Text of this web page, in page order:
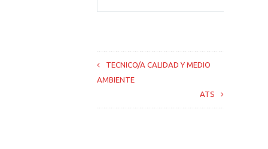
TECNICO/A CALIDAD Y MEDIO
AMBIENTE
ATS